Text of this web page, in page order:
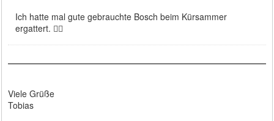
Ich hatte mal gute gebrauchte Bosch beim Kürsammer
ergattert. 👍🏻
Viele Grüße
Tobias